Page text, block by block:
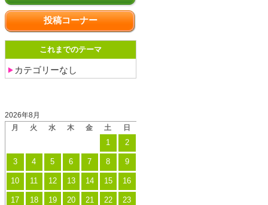
投稿コーナー
これまでのテーマ
カテゴリーなし
2026年8月
月
火 水 木 金 土 日
1 2
3 4 5 6 7 8 9
10 11 12 13 14 15 16
17 18 19 20 21 22 23
動
の
影
の
に
い
て